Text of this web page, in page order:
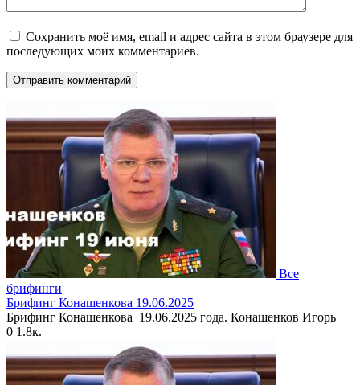
Сохранить моё имя, email и адрес сайта в этом браузере для
последующих моих комментариев.
Все
брифинги
Брифинг Конашенкова 19.06.2025
Брифинг Конашенкова 19.06.2025 года. Конашенков Игорь
0 1.8к.